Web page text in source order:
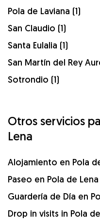
Pola de Laviana (1)
San Claudio (1)
Santa Eulalia (1)
San Martín del Rey
Sotrondio (1)
Otros servicios
Lena
Alojamiento en Pola
Paseo en Pola de Lena
Guardería de Día en
Drop in visits in Pola